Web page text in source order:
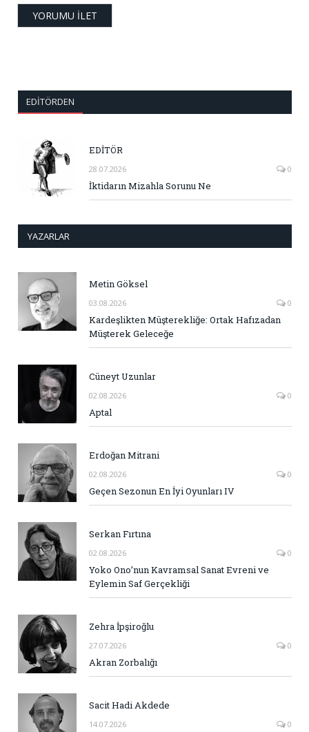
EDITÖRDEN
EDİTÖR
28.07.2026 0
İktidarın Mizahla Sorunu Ne
YAZARLAR
Metin Göksel
03.08.2026 0
Kardeşlikten Müşterekliğe: Ortak Hafızadan
Müşterek Geleceğe
Cüneyt Uzunlar
02.08.2026 0
Aptal
Erdoğan Mitrani
02.08.2026 0
Geçen Sezonun En İyi Oyunları IV
Serkan Fırtına
02.08.2026 0
Yoko Ono’nun Kavramsal Sanat Evreni ve
Eylemin Saf Gerçekliği
Zehra İpşiroğlu
27.07.2026 0
Akran Zorbalığı
Sacit Hadi Akdede
14.07.2026 0